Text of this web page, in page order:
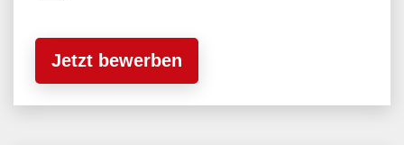
Jetzt bewerben